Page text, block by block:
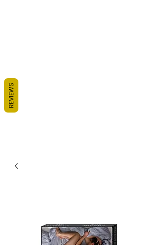
REVIEWS